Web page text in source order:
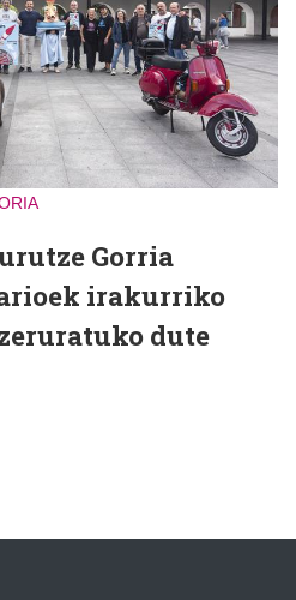
Gorria
irakurriko
dute